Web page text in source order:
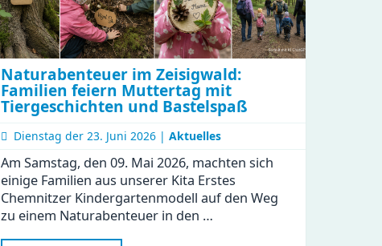
Naturabenteuer im Zeisigwald:
Familien feiern Muttertag mit
Tiergeschichten und Bastelspaß
Dienstag der 23. Juni 2026 | Aktuelles
Am Samstag, den 09. Mai 2026, machten sich
einige Familien aus unserer Kita Erstes
Chemnitzer Kindergartenmodell auf den Weg
zu einem Naturabenteuer in den …